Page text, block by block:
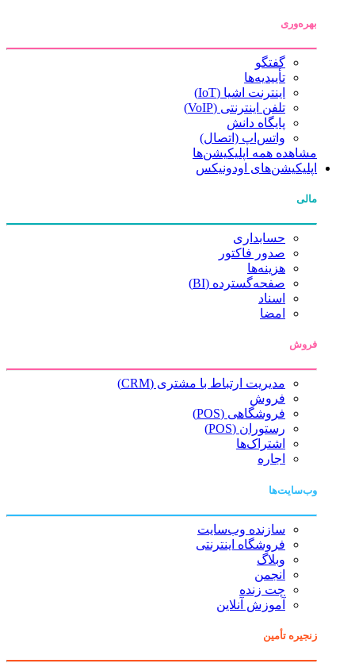
بهره‌وری
گفتگو
تأییدیه‌ها
اینترنت اشیا (IoT)
تلفن اینترنتی (VoIP)
پایگاه دانش
واتس‌اپ (اتصال)
مشاهده همه اپلیکیشن‌ها
اپلیکیشن‌های اودونیکس
حسابداری
صدور فاکتور
هزینه‌ها
صفحه‌گسترده (BI)
اسناد
امضا
مدیریت ارتباط با مشتری (CRM)
فروش
فروشگاهی (POS)
رستوران (POS)
اشتراک‌ها
اجاره
وب‌سایت‌ها
سازنده وب‌سایت
فروشگاه اینترنتی
وبلاگ
انجمن
چت زنده
آموزش آنلاین
زنجیره تأمین